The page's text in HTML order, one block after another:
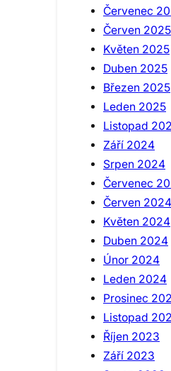
Červenec
Červen 2025
Květen 2025
Duben 2025
Březen 2025
Leden 2025
Listopad
Září 2024
Srpen 2024
Červenec
Červen 2024
Květen 2024
Duben 2024
Únor 2024
Leden 2024
Prosinec
Listopad
Říjen 2023
Září 2023